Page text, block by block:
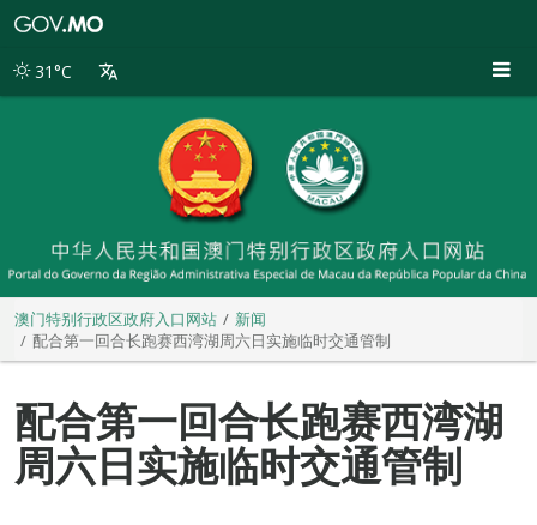
别
31°C
澳门特别行政区政府入口网站
新闻
配合第一回合长跑赛西湾湖周六日实施临时交通管制
配合第一回合长跑赛西湾湖
周六日实施临时交通管制